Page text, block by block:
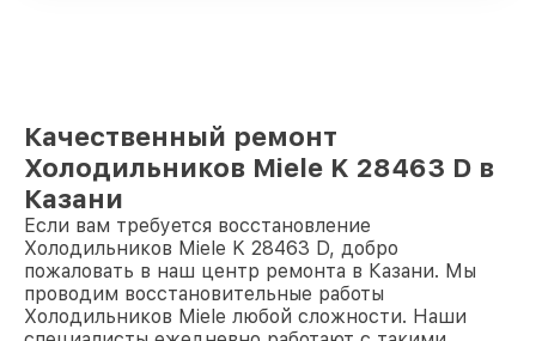
Качественный ремонт
Холодильников Miele K 28463 D в
Казани
Если вам требуется восстановление
Холодильников Miele K 28463 D, добро
пожаловать в наш центр ремонта в Казани. Мы
проводим восстановительные работы
Холодильников Miele любой сложности. Наши